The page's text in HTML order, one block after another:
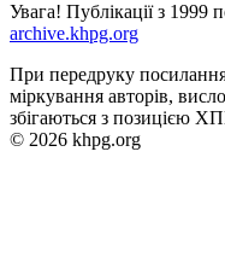
Увага! Публікації з 1999
archive.khpg.org
При передруку
міркування авторів,
збігаються з позицією
© 2026 khpg.org